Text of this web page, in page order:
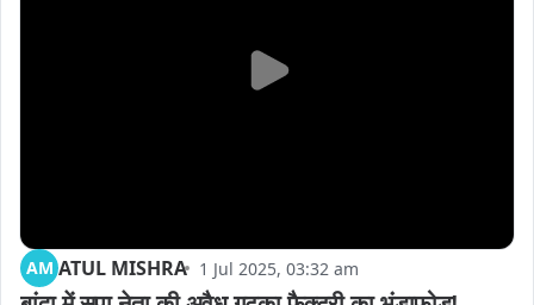
AM ATUL MISHRA 1 Jul 2025, 03:32 am